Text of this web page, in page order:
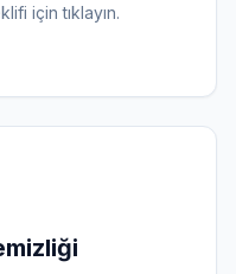
için tıklayın.